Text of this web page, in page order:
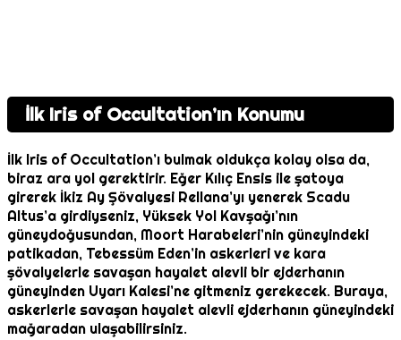
İlk Iris of Occultation’ın Konumu
İlk Iris of Occultation’ı bulmak oldukça kolay olsa da,
biraz ara yol gerektirir. Eğer Kılıç Ensis ile şatoya
girerek İkiz Ay Şövalyesi Rellana’yı yenerek Scadu
Altus’a girdiyseniz, Yüksek Yol Kavşağı’nın
güneydoğusundan, Moort Harabeleri’nin güneyindeki
patikadan, Tebessüm Eden’in askerleri ve kara
şövalyelerle savaşan hayalet alevli bir ejderhanın
güneyinden Uyarı Kalesi’ne gitmeniz gerekecek. Buraya,
askerlerle savaşan hayalet alevli ejderhanın güneyindeki
mağaradan ulaşabilirsiniz.